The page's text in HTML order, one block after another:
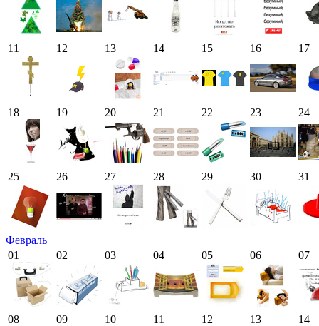
11 12 13 14 15 16 17
18 19 20 21 22 23 24
25 26 27 28 29 30 31
Февраль
01
02 03 04 05 06 07
08 09 10 11 12 13 14